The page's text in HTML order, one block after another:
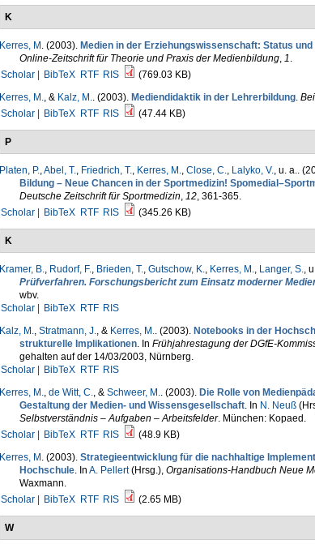
K
Kerres, M . (2003). Medien in der Erziehungswissenschaft: Status und
Online-Zeitschrift für Theorie und Praxis der Medienbildung, 1.
Scholar |
BibTeX RTF RIS
(769.03 KB)
Kerres, M., & Kalz, M.. (2003). Mediendidaktik in der Lehrerbildung.
Scholar |
BibTeX RTF RIS (47.44 KB)
P
Platen, P.,Abel, T., Friedrich, T., Kerres, M., Close, C., Lalyko, V., u. a..
Bildung – Neue Chancen in der Sportmedizin!
Deutsche Zeitschrift für Sportmedizin, 12, 361-365.
Scholar |
BibTeX RTF RIS (345.26 KB)
K
Kramer, B., Rudorf, F., Brieden, T., Gutschow, K., Kerres, M., Langer, S.,
Prüfverfahren. Forschungsbericht zum Einsatz moderner
wbv.
Scholar |
BibTeX RTF RIS
Kalz, M., Stratmann, J., & Kerres, M.. (2003). Notebooks in der
strukturelle Implikationen. In Frühjahrestagung der DGfE-
gehalten auf der 14/03/2003, Nürnberg.
Scholar |
BibTeX RTF RIS
Kerres, M., de Witt, C., & Schweer, M.. (2003). Die Rolle von
Gestaltung der Medien- und Wissensgesellschaft. In N. Neuß
Selbstverständnis – Aufgaben – Arbeitsfelder. München: Kopaed.
Scholar |
BibTeX RTF RIS
(48.9 KB)
Kerres, M . (2003). Strategieentwicklung für die nachhaltige
Hochschule. In A. Pellert(Hrsg.), Organisations-Handbuch Neue
Waxmann.
Scholar |
BibTeX RTF RIS (2.65 MB)
W